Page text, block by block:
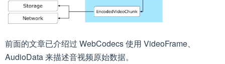
前面的文章已介绍过 WebCodecs 使用 VideoFrame、
AudioData 来描述音视频原始数据。